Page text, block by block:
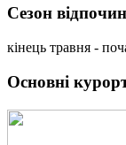
Сезон
кінець травня -
Основні